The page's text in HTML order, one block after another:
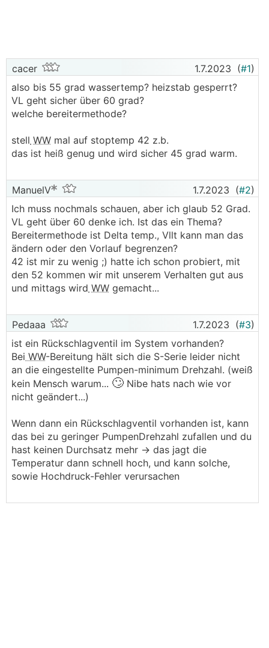
cacer 1.7.2023 (#1)
also bis 55 grad wassertemp? heizstab gesperrt?
VL geht sicher über 60 grad?
welche bereitermethode?
stell WW mal auf stoptemp 42 z.b.
das ist heiß genug und wird sicher 45 grad warm.
ManuelV 1.7.2023 (#2)
Ich muss nochmals schauen, aber ich glaub 52 Grad.
VL geht über 60 denke ich. Ist das ein Thema?
Bereitermethode ist Delta temp., Vllt kann man das
ändern oder den Vorlauf begrenzen?
42 ist mir zu wenig ;) hatte ich schon probiert, mit
den 52 kommen wir mit unserem Verhalten gut aus
und mittags wird WW gemacht...
Pedaaa 1.7.2023 (#3)
ist ein Rückschlagventil im System vorhanden?
Bei WW-Bereitung hält sich die S-Serie leider nicht
an die eingestellte Pumpen-minimum Drehzahl. (weiß
kein Mensch warum... 🙄 Nibe hats nach wie vor
nicht geändert...)
Wenn dann ein Rückschlagventil vorhanden ist, kann
das bei zu geringer PumpenDrehzahl zufallen und du
hast keinen Durchsatz mehr -> das jagt die
Temperatur dann schnell hoch, und kann solche,
sowie Hochdruck-Fehler verursachen